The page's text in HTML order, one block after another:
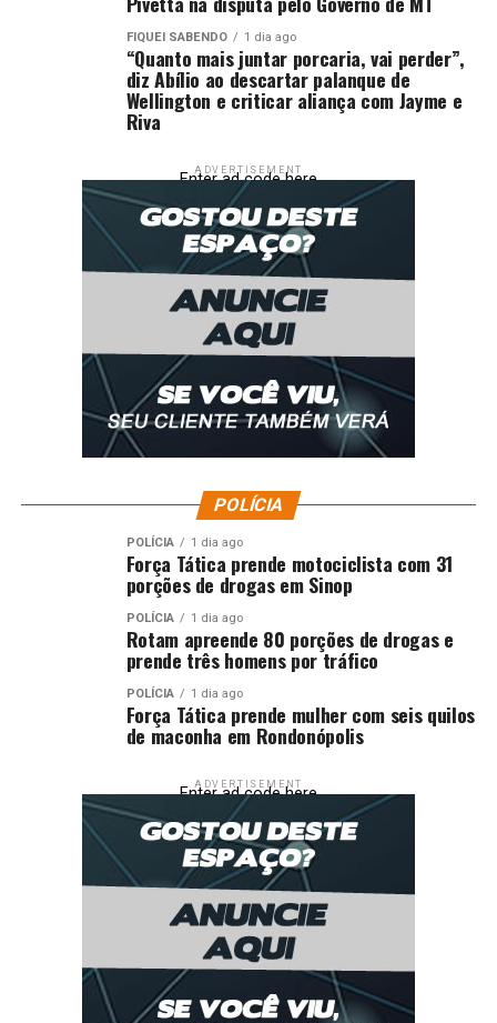
gravidade dos fatos e da necessidade de garantia da
ordem pública.
Governo MT – MT
RELATED TOPICS: APONTADO CIVIL COMO
DESTAQUE
FACÇÃO LIDERANÇA MATO
MATO-GROSSO
MATOGROSSO
POLÍCIA PRENDE
Polícia Civil e Gaeco recuperam insulinas furtadas e
investigam possível crime de peculato
DON'T MISS
Hospital Regional de Sinop realiza cirurgias de coluna
por vídeo biportal
FIQUEI SABENDO 1 dia ago
“Quanto mais juntar porcaria, vai perder”,
diz Abílio ao descartar palanque de
Wellington e criticar aliança com Jayme e
Riva
ADVERTISEMENT
Enter ad code here
POLÍCIA
POLÍCIA 1 dia ago
Força Tática prende motociclista com 31
porções de drogas em Sinop
POLÍCIA 1 dia ago
Rotam apreende 80 porções de drogas e
prende três homens por tráfico
POLÍCIA 1 dia ago
Força Tática prende mulher com seis quilos
de maconha em Rondonópolis
ADVERTISEMENT
Enter ad code here